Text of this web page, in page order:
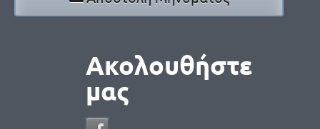
Ακολουθήστε
μας